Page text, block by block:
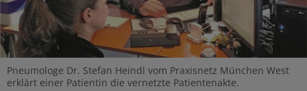
Pneumologe Dr. Stefan Heindl vom Praxisnetz München West
erklärt einer Patientin die vernetzte Patientenakte.